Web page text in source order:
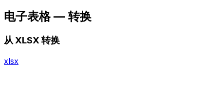
电子表格 — 转换
从 XLSX 转换
xlsx